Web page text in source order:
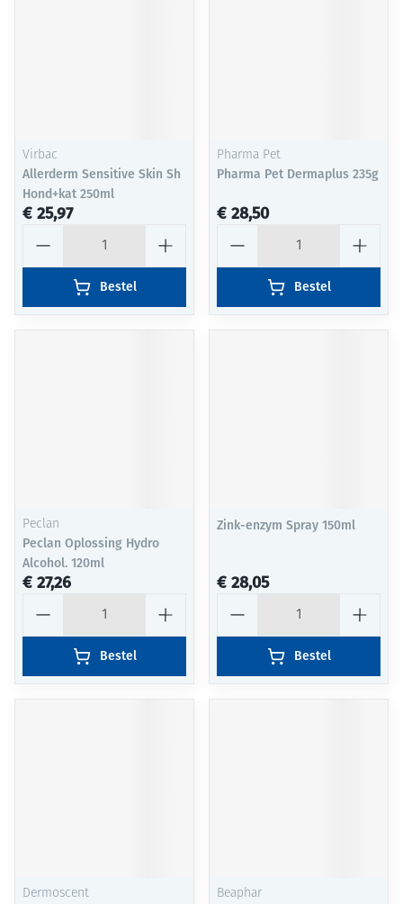
Virbac
Allerderm Sensitive Skin Sh
Hond+kat 250ml
€ 25,97
Bestel
Pharma Pet
Pharma Pet Dermaplus 235g
€ 28,50
Bestel
Peclan
Peclan Oplossing Hydro
Alcohol. 120ml
€ 27,26
Bestel
Zink-enzym Spray 150ml
€ 28,05
Bestel
Dermoscent Beaphar